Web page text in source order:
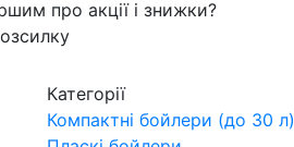
про акції і знижки?
Категорії
Компактні бойлери (до 30 л)